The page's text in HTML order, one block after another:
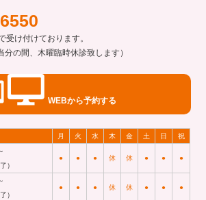
受け付けております。
の間、木曜臨時休診致します）
WEBから予約する
月 火 水 木 金 土 日
祝
）
● ● ● 休 休 ● ● ●
）
● ● ● 休 休 ● ● ●